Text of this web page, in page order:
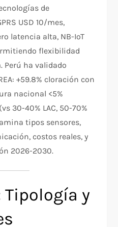
de
USD 10/mes,
latencia alta, NB-IoT
flexibilidad
Perú ha validado
+59.8% cloración con
nacional <5%
30-40% LAC, 50-70%
tipos sensores,
costos reales, y
2026-2030.
Tipología y